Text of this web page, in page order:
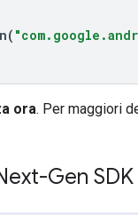
(
ora. Per maggiori
Gen SDK